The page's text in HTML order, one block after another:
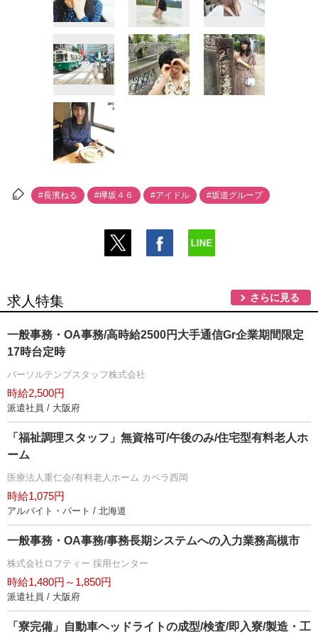
#長濱ねる #欅坂４６ #アイドル #坂道グループ
求人特集 さらに見る
一般事務・OA事務/高時給2500円大手通信Gr企業期間限定
17時台定時
パーソルテンプスタッフ株式会社
時給2,500円
派遣社員 / 大阪府
「福祉調理スタッフ」無資格可/午後のみ/住宅型有料老人ホ
ーム
医療法人重仁会/有料老人ホーム カペラ西岡
時給1,075円
アルバイト・パート / 北海道
一般事務・OA事務/事務長期システムへの入力業務高槻市
株式会社ロフティー 採用センター
時給1,480円～1,850円
派遣社員 / 大阪府
「寮完備」自動車ヘッドライトの成型/検査/即入寮/製造・工